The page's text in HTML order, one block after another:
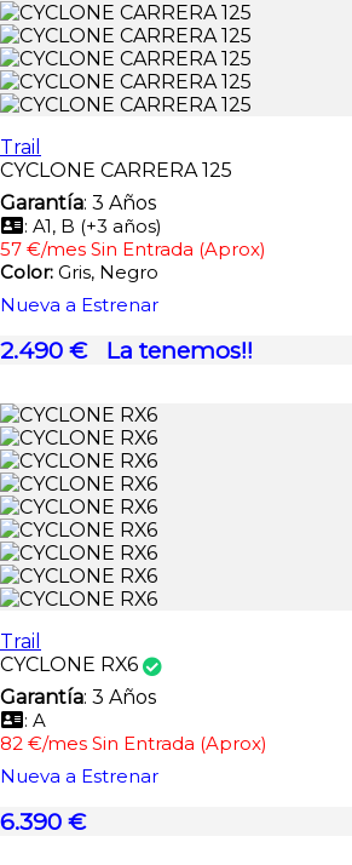
Trail
CYCLONE CARRERA 125
Garantía: 3 Años
: A1, B (+3 años)
57 €/mes Sin Entrada (Aprox)
Color: Gris, Negro
Nueva a Estrenar
2.490 € La tenemos!!
Trail
CYCLONE RX6
Garantía: 3 Años
: A
82 €/mes Sin Entrada (Aprox)
Nueva a Estrenar
6.390 €